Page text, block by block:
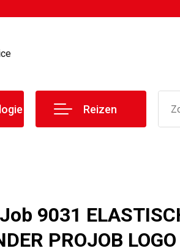
Reizen
9031
PROJOB LOGO